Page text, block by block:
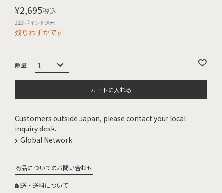
¥2,695税込
123ポイント還元
残りわずかです
カートに入れる
Customers outside Japan, please contact your local
inquiry desk.
Global Network
商品についてのお問い合わせ
配送・送料について